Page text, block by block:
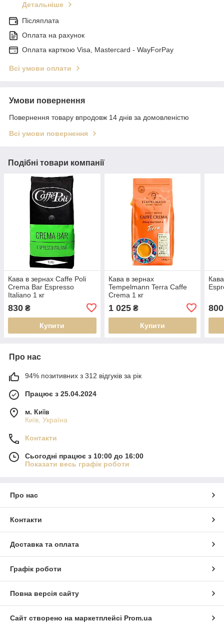
Детальніше
Післяплата
Оплата на рахунок
Оплата карткою Visa, Mastercard - WayForPay
Всі умови оплати
Умови повернення
Повернення товару впродовж 14 днів за домовленістю
Всі умови повернення
Подібні товари компанії
Кава в зернах Caffe Poli
Crema Bar Espresso
Italiano 1 кг
830 ₴
Купити
Кава в зернах
Tempelmann Terra Caffe
Crema 1 кг
1 025₴
Купити
800
Про нас
94% позитивних з 312 відгуків за рік
Працює з 25.04.2024
м. Київ
Київ, Україна
Контакти
Сьогодні працює з 10:00 до 16:00
Показати весь графік роботи
Про нас
Контакти
Доставка та оплата
Графік роботи
Повна версія сайту
Сайт створено на маркетплейсі Prom.ua